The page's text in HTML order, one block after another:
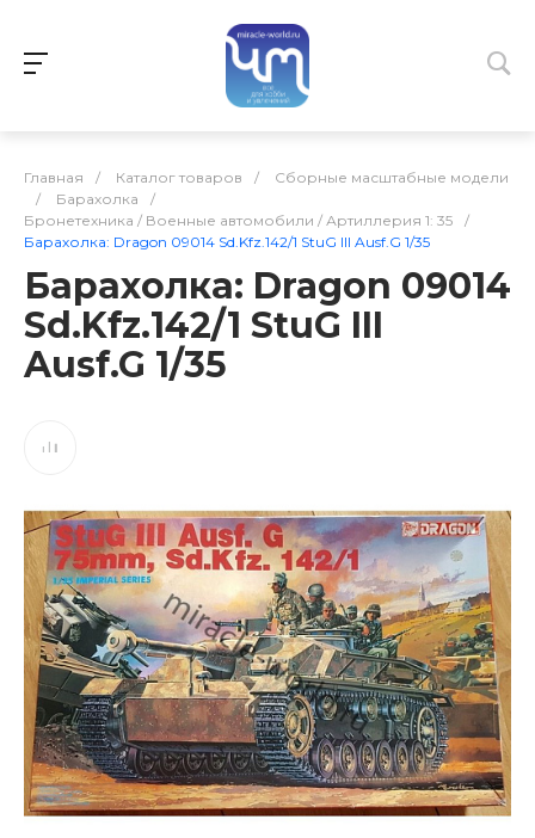
Главная / Каталог товаров /
Сборные масштабные модели
/
Барахолка
/
Бронетехника / Военные автомобили / Артиллерия 1: 35
/
Барахолка: Dragon 09014 Sd.Kfz.142/1 StuG III Ausf.G 1/35
Барахолка: Dragon 09014
Sd.Kfz.142/1 StuG III
Ausf.G 1/35